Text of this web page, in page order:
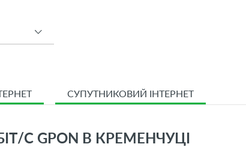
СУПУТНИКОВИЙ ІНТЕРНЕТ
С GPON В КРЕМЕНЧУЦІ